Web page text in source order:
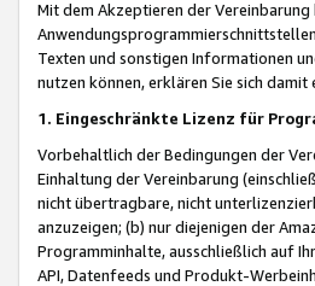
Mit dem Akzeptieren der
Texten und sonstigen Informationen
nutzen können, erklären Sie sich damit
1. Eingeschränkte Lizenz für
Vorbehaltlich der Bedingungen der
Einhaltung der Vereinbarung
nicht übertragbare, nicht
anzuzeigen; (b) nur diejenigen der
Programminhalte, ausschließlich auf
API, Datenfeeds und Produkt-